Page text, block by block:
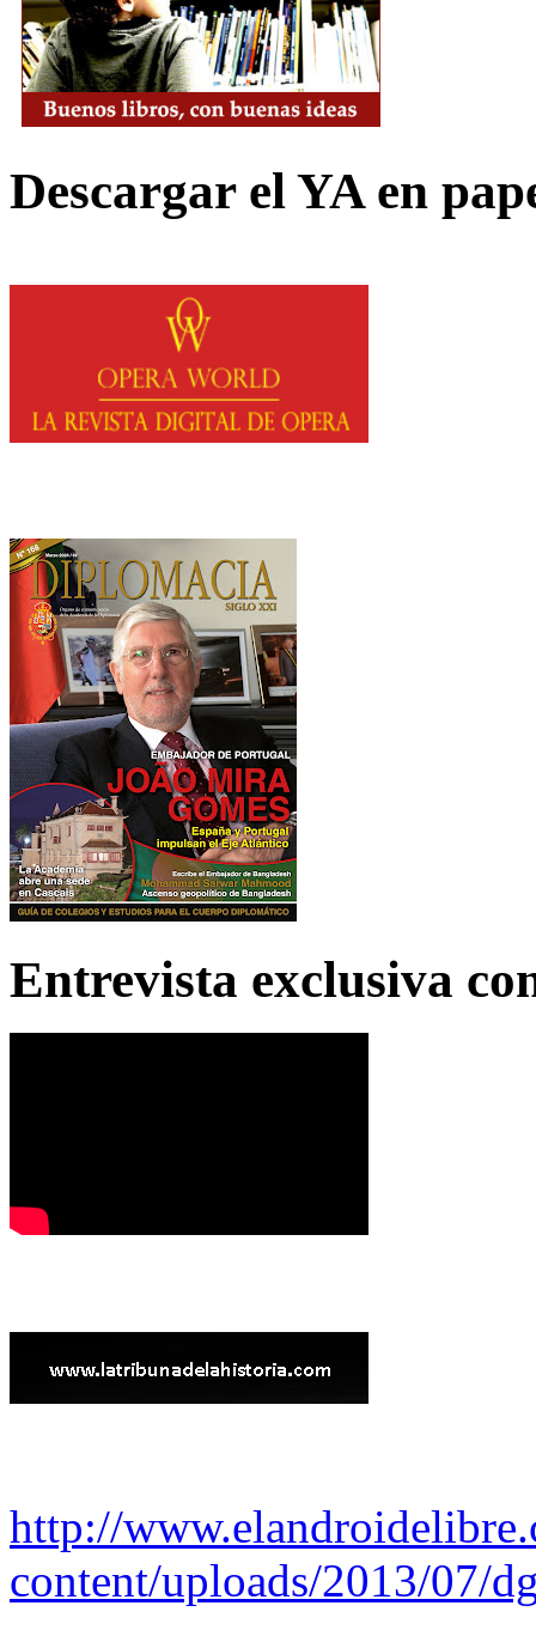
Descargar el YA en
Entrevista exclusiva
http://
content/uploads/2013/07/